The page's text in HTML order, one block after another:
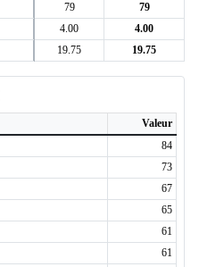
79
79
4.00
4.00
19.75 19.75
Valeur
84
73
67
65
61
61